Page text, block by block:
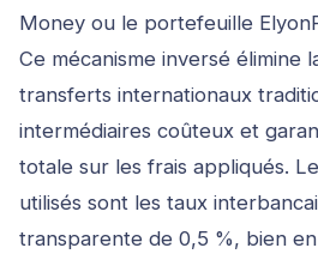
Money ou le portefeuille
Ce mécanisme inversé élimine
transferts internationaux
intermédiaires coûteux et
totale sur les frais appliqués.
utilisés sont les taux
transparente de 0,5 %, bien